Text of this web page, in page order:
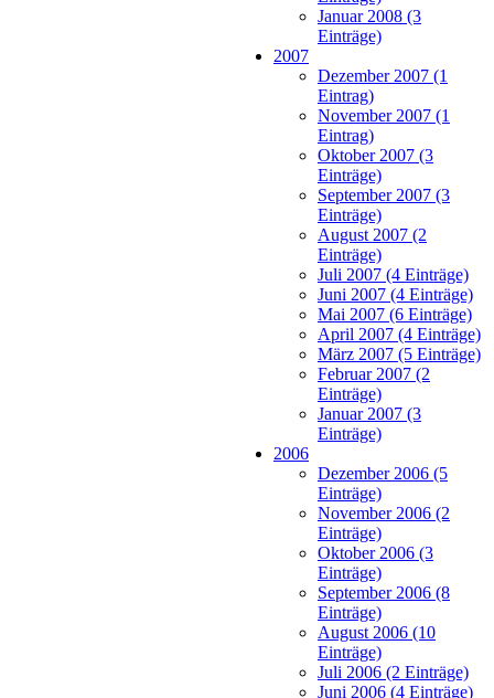
Januar 2008 (3
Einträge)
2007
Dezember 2007 (1
Eintrag)
November 2007 (1
Eintrag)
Oktober 2007 (3
Einträge)
September 2007 (3
Einträge)
August 2007 (2
Einträge)
Juli 2007 (4 Einträge)
Juni 2007 (4 Einträge)
Mai 2007 (6 Einträge)
April 2007 (4 Einträge)
März 2007 (5 Einträge)
Februar 2007 (2
Einträge)
Januar 2007 (3
Einträge)
2006
Dezember 2006 (5
Einträge)
November 2006 (2
Einträge)
Oktober 2006 (3
Einträge)
September 2006 (8
Einträge)
August 2006 (10
Einträge)
Juli 2006 (2 Einträge)
Juni 2006 (4 Einträge)